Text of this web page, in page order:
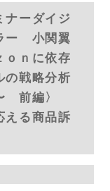
ナーダイジ
ー 小関翼
ｏｎに依存
の戦略分析
〜 前編〉
える商品訴